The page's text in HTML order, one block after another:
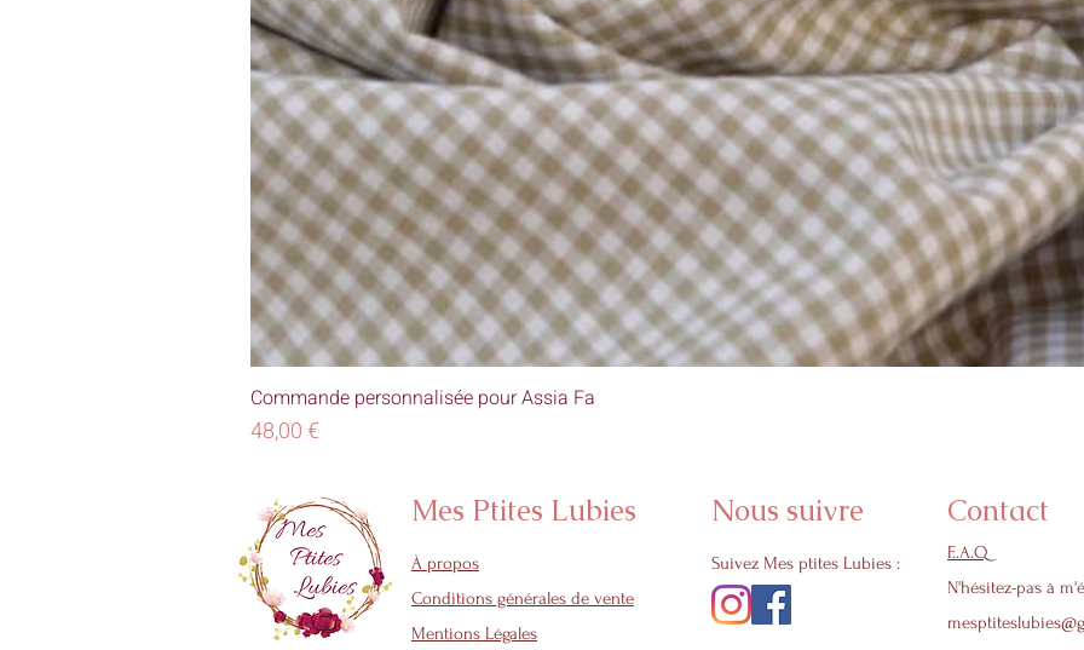
Commande personnalisée pour Assia Fa
Prix
48,00 €
Mes Ptites Lubies
À propos
Conditions générales de vente
Mentions Légales
Nous suivre
Suivez Mes ptites Lubies :
Contact
F..A.Q
N'hésitez-pas à